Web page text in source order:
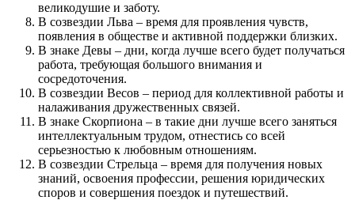
великодушие и заботу.
В созвездии Льва – время для проявления чувств,
появления в обществе и активной поддержки близких.
В знаке Девы – дни, когда лучше всего будет получаться
работа, требующая большого внимания и
сосредоточения.
В созвездии Весов – период для коллективной работы и
налаживания дружественных связей.
В знаке Скорпиона – в такие дни лучше всего заняться
интеллектуальным трудом, отнестись со всей
серьезностью к любовным отношениям.
В созвездии Стрельца – время для получения новых
знаний, освоения профессии, решения юридических
споров и совершения поездок и путешествий.